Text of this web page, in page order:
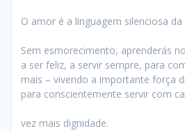
O amor é a linguagem silenciosa da
Sem esmorecimento, aprenderás
a ser feliz, a servir sempre, para
mais – vivendo a importante força
para conscientemente servir com
vez mais dignidade.